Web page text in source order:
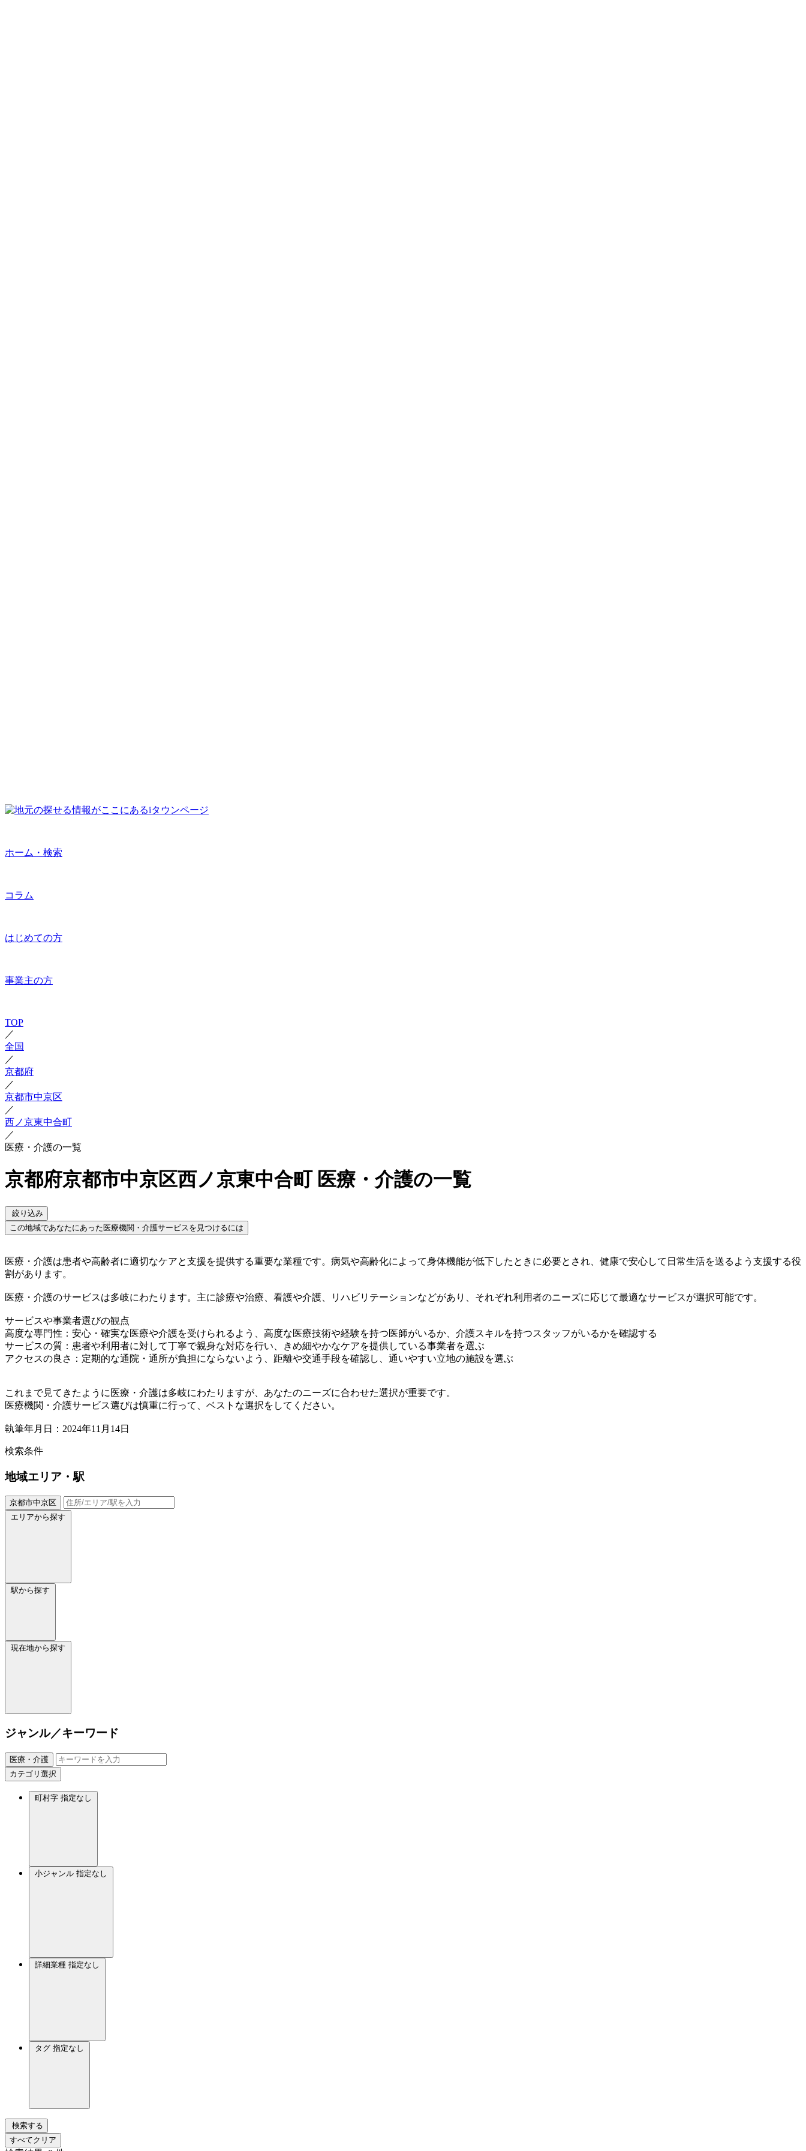
ホーム・検索
コラム
はじめての方
事業主の方
TOP
／
全国
／
京都府
／
京都市中京区
／
西ノ京東中合町
／
医療・介護の一覧
京都府京都市中京区西ノ京東中合町 医療・介護の一覧
絞り込み
この地域であなたにあった医療機関・介護サービスを見つけるには
医療・介護は患者や高齢者に適切なケアと支援を提供する重要な業種です。病気や高齢化によって身体機能が低下したときに必要とされ、健康で安心して日常生活を送るよう支援する役
割があります。
医療・介護のサービスは多岐にわたります。主に診療や治療、看護や介護、リハビリテーションなどがあり、それぞれ利用者のニーズに応じて最適なサービスが選択可能です。
サービスや事業者選びの観点
高度な専門性：安心・確実な医療や介護を受けられるよう、高度な医療技術や経験を持つ医師がいるか、介護スキルを持つスタッフがいるかを確認する
サービスの質：患者や利用者に対して丁寧で親身な対応を行い、きめ細やかなケアを提供している事業者を選ぶ
アクセスの良さ：定期的な通院・通所が負担にならないよう、距離や交通手段を確認し、通いやすい立地の施設を選ぶ
これまで見てきたように医療・介護は多岐にわたりますが、あなたのニーズに合わせた選択が重要です。
医療機関・介護サービス選びは慎重に行って、ベストな選択をしてください。
執筆年月日：2024年11月14日
検索条件
地域エリア・駅
京都市中京区
エリアから探す
駅から探す
現在地から探す
ジャンル／キーワード
医療・介護
カテゴリ選択
町村字 指定なし
小ジャンル 指定なし
詳細業種 指定なし
タグ 指定なし
検索する
すべてクリア